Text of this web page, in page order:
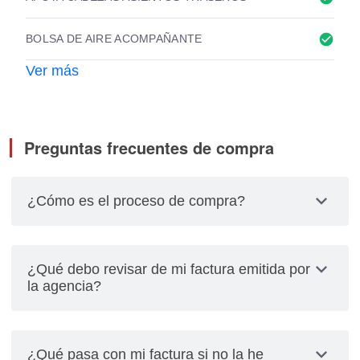
BOLSA DE AIRE ACOMPAÑANTE
check_circle
Ver más
Preguntas frecuentes de compra
¿Cómo es el proceso de compra? expand_more
• Llenar solicitud del financiamiento y se te
solicitaran documentos personales
• Facturación de la unidad
¿Qué debo revisar de mi factura emitida por
la agencia?
expand_more
¿Qué pasa con mi factura si no la he
expand_more